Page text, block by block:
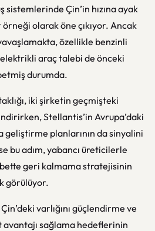
Çin’in hızına ayak
olarak öne çıkıyor. Ancak
özellikle benzinli
araç talebi de önceki
durumda.
iki şirketin geçmişteki
Stellantis’in Avrupa’daki
planlarının da sinyalini
bu adım, yabancı üreticilerle
geri kalmama stratejisinin
görülüyor.
varlığını güçlendirme ve
sağlama hedeflerinin